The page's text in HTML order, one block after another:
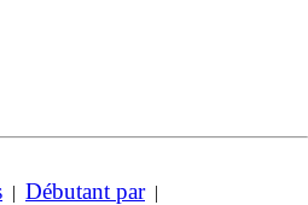
| Débutant par|